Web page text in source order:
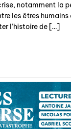
notamment la
les êtres humains
l’histoire de […]